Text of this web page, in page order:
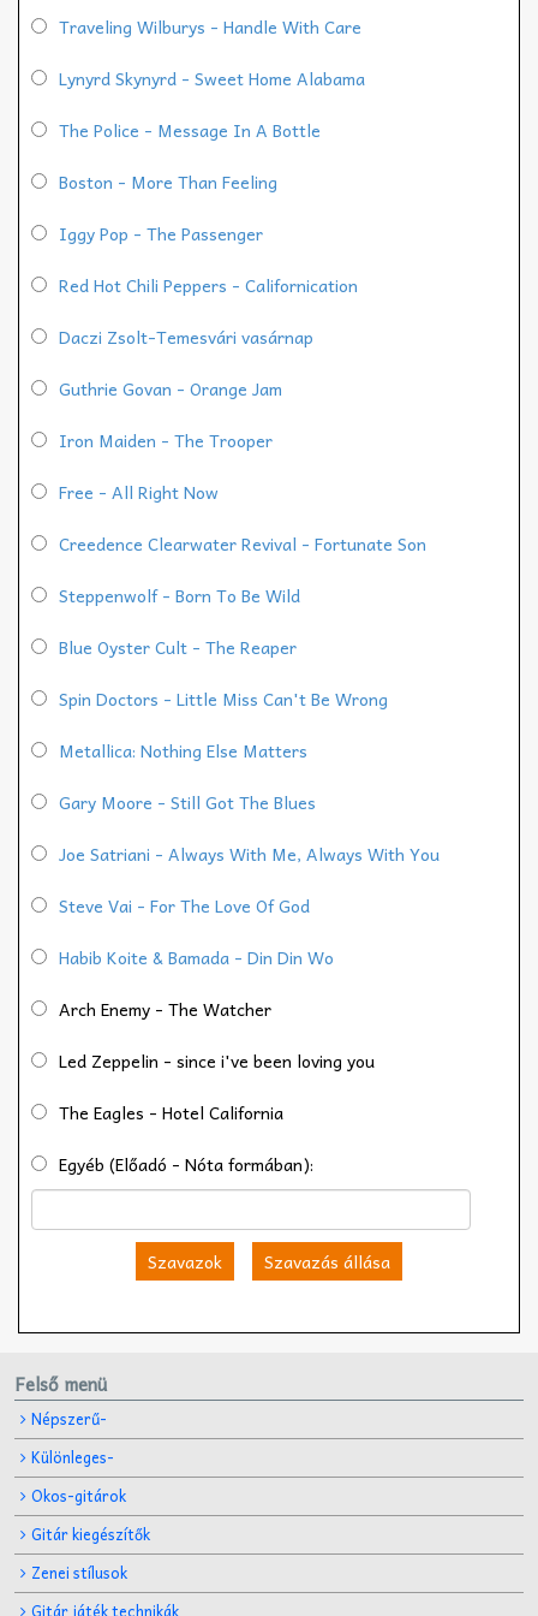
Traveling Wilburys - Handle With Care
Lynyrd Skynyrd - Sweet Home Alabama
The Police - Message In A Bottle
Boston - More Than Feeling
Iggy Pop - The Passenger
Red Hot Chili Peppers - Californication
Daczi Zsolt-Temesvári vasárnap
Guthrie Govan - Orange Jam
Iron Maiden - The Trooper
Free - All Right Now
Creedence Clearwater Revival - Fortunate Son
Steppenwolf - Born To Be Wild
Blue Oyster Cult - The Reaper
Spin Doctors - Little Miss Can't Be Wrong
Metallica: Nothing Else Matters
Gary Moore - Still Got The Blues
Joe Satriani - Always With Me, Always With You
Steve Vai - For The Love Of God
Habib Koite & Bamada - Din Din Wo
Arch Enemy - The Watcher
Led Zeppelin - since i've been loving you
The Eagles - Hotel California
Egyéb (Előadó - Nóta formában):
Szavazok Szavazás állása
Felső menü
Népszerű-
Különleges-
Okos-gitárok
Gitár kiegészítők
Zenei stílusok
Gitár játék technikák